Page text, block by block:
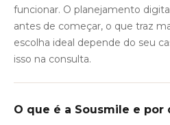
funcionar. O planejamento
antes de começar, o que traz
escolha ideal depende do seu
isso na consulta.
O que é a Sousmile e por